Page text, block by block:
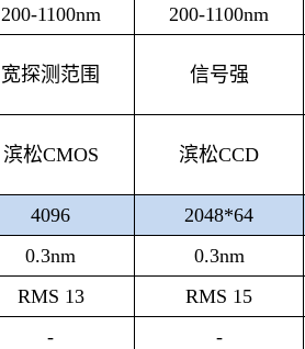
200-1100nm 200-1100nm
宽探测范围 信号强
滨松CMOS 滨松CCD
4096 2048*64
0.3nm 0.3nm
RMS 13 RMS 15
- -